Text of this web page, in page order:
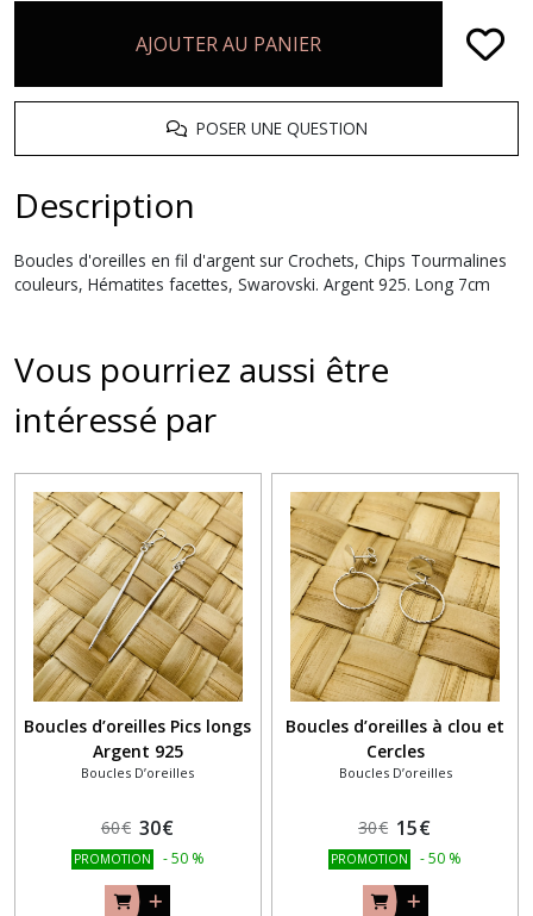
AJOUTER AU PANIER
POSER UNE QUESTION
Description
Boucles d'oreilles en fil d'argent sur Crochets, Chips Tourmalines
couleurs, Hématites facettes, Swarovski. Argent 925. Long 7cm
Vous pourriez aussi être
intéressé par
Boucles d’oreilles Pics longs
Argent 925
Boucles D’oreilles
60€ 30€
PROMOTION -50 %
Boucles d’oreilles à clou et
Cercles
Boucles D’oreilles
30€ 15€
PROMOTION -50 %